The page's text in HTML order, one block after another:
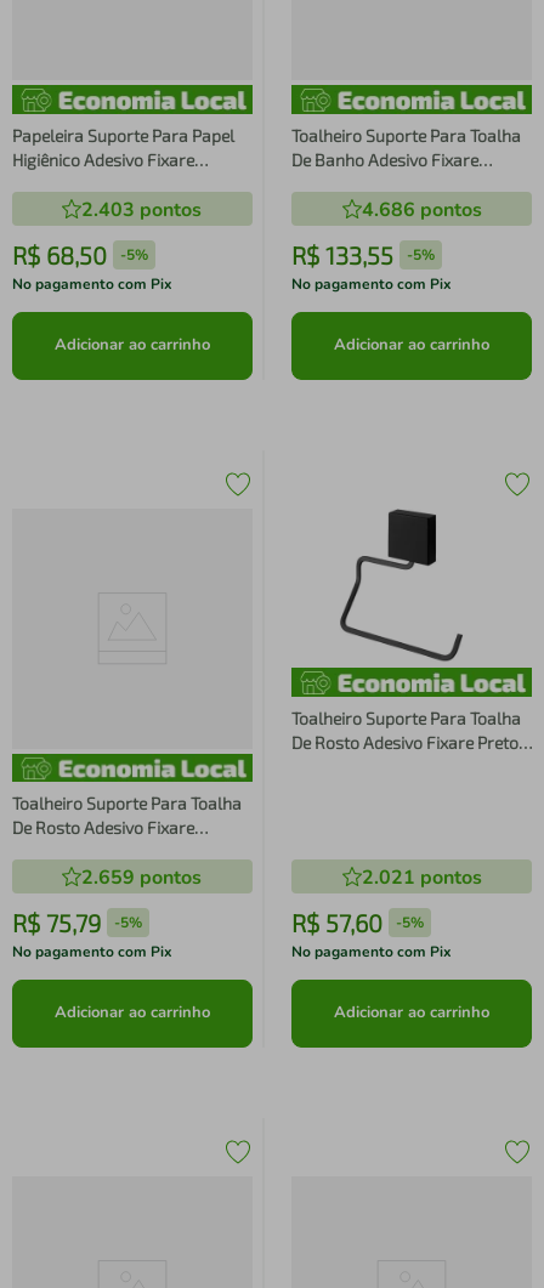
Papeleira Suporte Para Papel
Higiênico Adesivo Fixare
2.403 pontos
R$ 68,50 -5%
No pagamento com Pix
Adicionar ao carrinho
Toalheiro Suporte Para Toalha
De Banho Adesivo Fixare
4.686 pontos
R$ 133,55 -5%
No pagamento com Pix
Adicionar ao carrinho
Toalheiro Suporte Para Toalha
De Rosto Adesivo Fixare
2.659 pontos
R$ 75,79 -5%
No pagamento com Pix
Adicionar ao carrinho
Toalheiro Suporte Para Toalha
De Rosto Adesivo Fixare Preto
2.021 pontos
R$ 57,60 -5%
No pagamento com Pix
Adicionar ao carrinho